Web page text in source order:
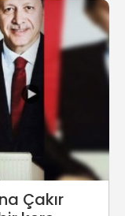
Çakır